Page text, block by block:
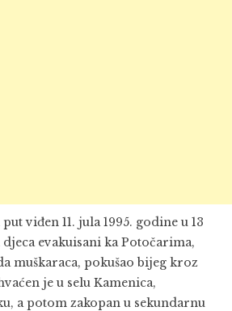
viđen 11. jula 1995. godine u 13
djeca evakuisani ka Potočarima,
muškaraca, pokušao bijeg kroz
je u selu Kamenica,
a potom zakopan u sekundarnu